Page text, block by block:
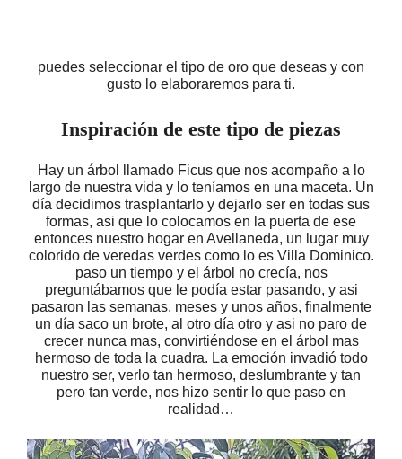
puedes seleccionar el tipo de oro que deseas y con
gusto lo elaboraremos para ti.
Inspiración de este tipo de piezas
Hay un árbol llamado Ficus que nos acompaño a lo
largo de nuestra vida y lo teníamos en una maceta. Un
día decidimos trasplantarlo y dejarlo ser en todas sus
formas, asi que lo colocamos en la puerta de ese
entonces nuestro hogar en Avellaneda, un lugar muy
colorido de veredas verdes como lo es Villa Dominico.
paso un tiempo y el árbol no crecía, nos
preguntábamos que le podía estar pasando, y asi
pasaron las semanas, meses y unos años, finalmente
un día saco un brote, al otro día otro y asi no paro de
crecer nunca mas, convirtiéndose en el árbol mas
hermoso de toda la cuadra. La emoción invadió todo
nuestro ser, verlo tan hermoso, deslumbrante y tan
pero tan verde, nos hizo sentir lo que paso en
realidad…